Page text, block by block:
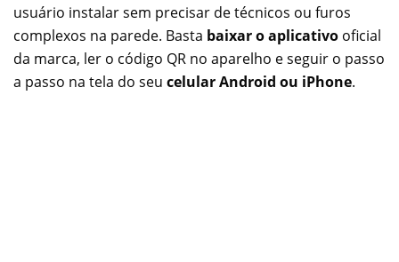
usuário instalar sem precisar de técnicos ou furos
complexos na parede. Basta baixar o aplicativo oficial
da marca, ler o código QR no aparelho e seguir o passo
a passo na tela do seu celular Android ou iPhone.